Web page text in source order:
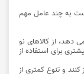
به چند عامل مهم
از کالاهای نو
برای استفاده از
و تنوع کمتری از